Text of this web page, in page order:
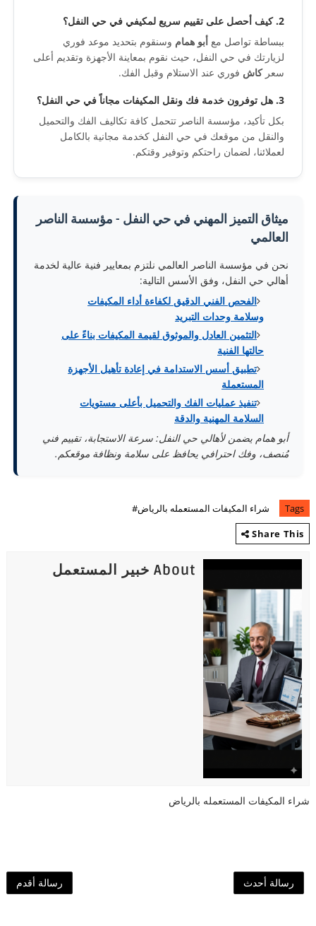
2. كيف أحصل على تقييم سريع لمكيفي في حي النفل؟
ببساطة تواصل مع أبو همام وسنقوم بتحديد موعد فوري
لزيارتك في حي النفل، حيث نقوم بمعاينة الأجهزة وتقديم أعلى
سعركاش فوري عند الاستلام وقبل الفك.
3. هل توفرون خدمة فك ونقل المكيفات مجاناً في حي النفل؟
بكل تأكيد، مؤسسة الناصر تتحمل كافة تكاليف الفك والتحميل
والنقل من موقعك في حي النفل كخدمة مجانية بالكامل
لعملائنا، لضمان راحتكم وتوفير وقتكم.
ميثاق التميز المهني في حي النفل - مؤسسة الناصر
العالمي
نحن في مؤسسة الناصر العالمي نلتزم بمعايير فنية عالية لخدمة
أهالي حي النفل، وفق الأسس التالية:
الفحص الفني الدقيق لكفاءة أداء المكيفات
وسلامة وحدات التبريد
التثمين العادل والموثوق لقيمة المكيفات بناءً على
حالتها الفنية
تطبيق أسس الاستدامة في إعادة تأهيل الأجهزة
المستعملة
تنفيذ عمليات الفك والتحميل بأعلى مستويات
السلامة المهنية والدقة
أبو همام يضمن لأهالي حي النفل: سرعة الاستجابة، تقييم فني
مُنصف، وفك احترافي يحافظ على سلامة ونظافة موقعكم.
Tags
شراء المكيفات المستعمله بالرياض#
Share This
About خبير المستعمل
شراء المكيفات المستعمله بالرياض
رسالة أحدث رسالة أقدم